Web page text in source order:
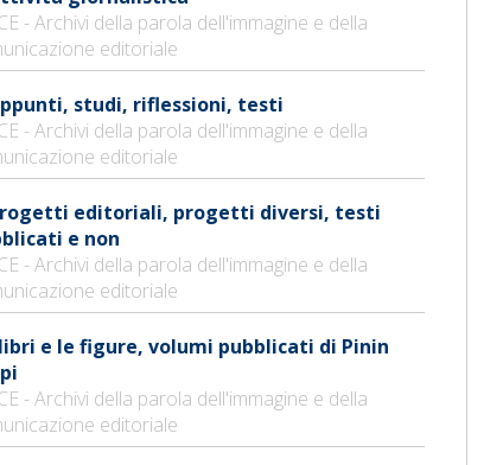
- Archivi della parola dell'immagine e della
editoriale
studi, riflessioni, testi
- Archivi della parola dell'immagine e della
editoriale
editoriali, progetti diversi, testi
e non
- Archivi della parola dell'immagine e della
editoriale
e le figure, volumi pubblicati di Pinin
- Archivi della parola dell'immagine e della
editoriale